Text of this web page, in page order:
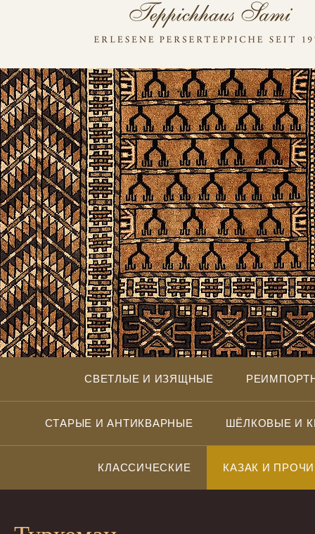
СВЕТЛЫЕ И ИЗЯЩНЫЕ
СТАРЫЕ И АНТИКВАРНЫЕ ШЁЛКОВЫЕ И
КЛАССИЧЕСКИЕ КАЗАК И